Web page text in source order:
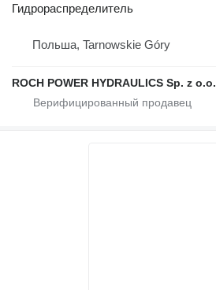
Гидрораспределитель
Польша, Tarnowskie Góry
ROCH POWER HYDRAULICS Sp. z o.o.